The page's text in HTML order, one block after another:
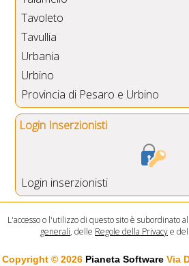
Tavoleto
Tavullia
Urbania
Urbino
Provincia di Pesaro e Urbino
Login Inserzionisti
Login inserzionisti
L'accesso o l'utilizzo di questo sito è subordinato
generali, delle Regole della Privacye
Copyright © 2026 Pianeta Software Via